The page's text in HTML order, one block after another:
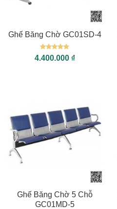
Ghế Băng Chờ GC01SD-4
Được xếp
hạng55
4.400.000 ₫
Ghế Băng Chờ 5 Chỗ
GC01MD-5